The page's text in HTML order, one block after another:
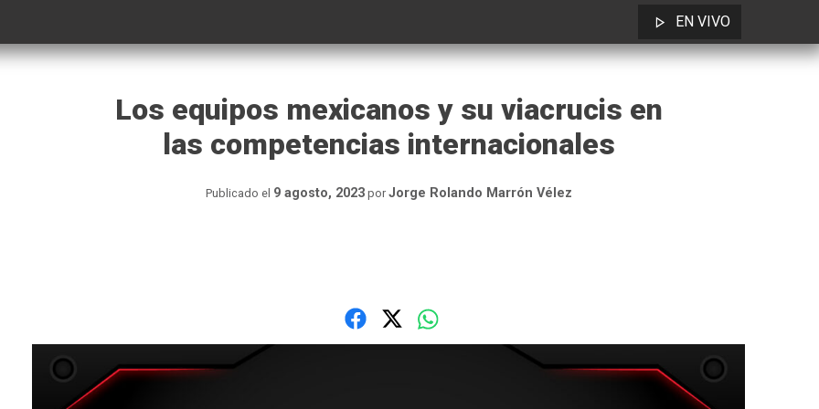
EN VIVO
Los equipos mexicanos y su viacrucis en
las competencias internacionales
Publicado el 9 agosto, 2023por Jorge Rolando Marrón Vélez